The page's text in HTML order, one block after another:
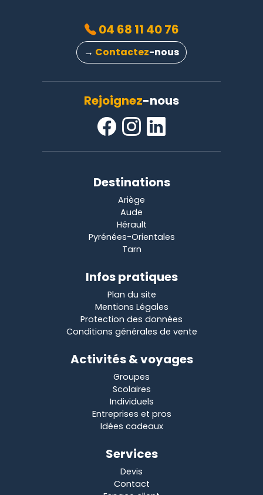
Rejoignez-nous
04 68 11 40 76
→ Contactez-nous
Destinations
Ariège
Aude
Hérault
Pyrénées-Orientales
Tarn
Infos pratiques
Plan du site
Mentions Légales
Protection des données
Conditions générales de vente
Activités & voyages
Groupes
Scolaires
Individuels
Entreprises et pros
Idées cadeaux
Services
Devis
Contact